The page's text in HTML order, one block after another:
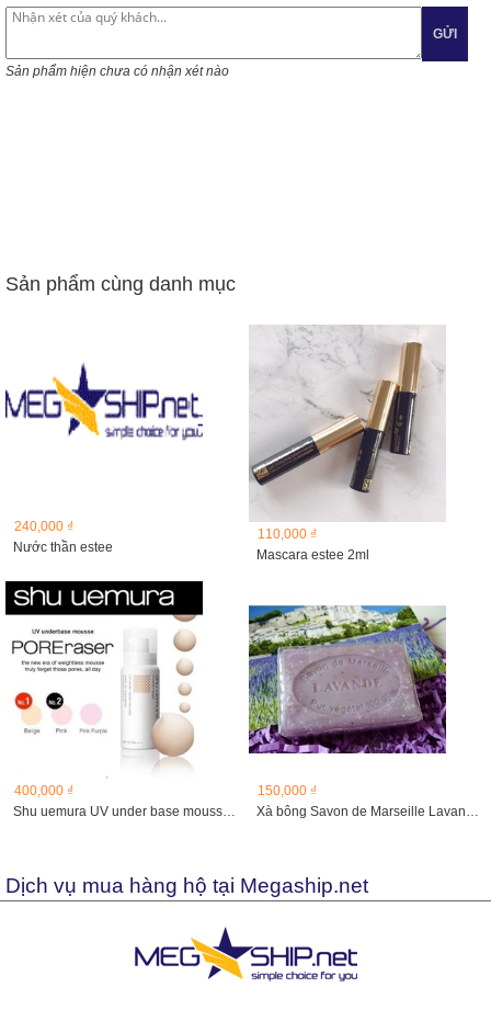
GỬI
Sản phẩm hiện chưa có nhận xét nào
Sản phẩm cùng danh mục
240,000 ₫
Nước thần estee
110,000 ₫
Mascara estee 2ml
400,000 ₫
Shu uemura UV under base mousse poreraser 20ml
150,000 ₫
Xà bông Savon de Marseille Lavande , 100g
Dịch vụ mua hàng hộ tại Megaship.net